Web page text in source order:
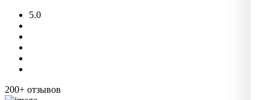
5.0
200+ отзывов